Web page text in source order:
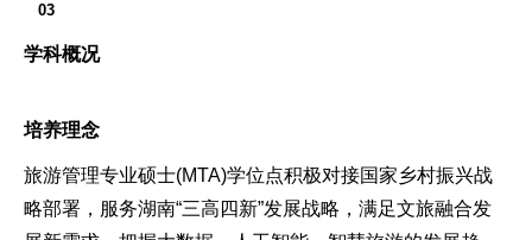
03
学科概况
培养理念
旅游管理专业硕士(MTA)学位点积极对接国家乡村振兴战
略部署，服务湖南“三高四新”发展战略，满足文旅融合发